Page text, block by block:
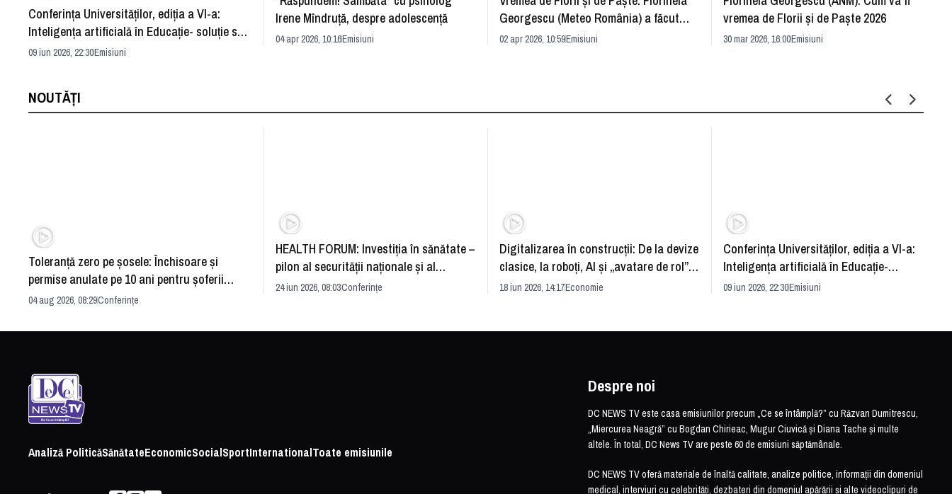
Conferința Universităților, ediția a VI-a:
Inteligența artificială în Educație- soluție sau
problemă?
09 iun 2026, 22:30Emisiuni
Irene Mîndruță, despre adolescență
04 apr 2026, 10:16Emisiuni
Georgescu (Meteo România) a făcut
prognoza
02 apr 2026, 10:59Emisiuni
vremea de Florii și de Paște 2026
30 mar 2026, 16:00Emisiuni
NOUTĂȚI
Toleranță zero pe șosele: Închisoare și
permise anulate pe 10 ani pentru șoferii
iresponsabili
04 aug 2026, 08:29Conferințe
HEALTH FORUM: Investiția în sănătate –
pilon al securității naționale și al
dezvoltării economice
24 iun 2026, 08:03Conferințe
Digitalizarea în construcții: De la devize
clasice, la roboți, AI și „avatare de rol”.
România și redefinirea industriei
18 iun 2026, 14:17Economie
Conferința Universităților, ediția a VI-a:
Inteligența artificială în Educație-
soluție sau problemă?
09 iun 2026, 22:30Emisiuni
Analiză PoliticăSănătateEconomicSocialSportInternationalToate emisiunile
Despre noi
DC NEWS TV este casa emisiunilor precum „Ce se întâmplă?” cu Răzvan Dumitrescu,
„Miercurea Neagră” cu Bogdan Chirieac, Mugur Ciuvică și Diana Tache și multe
altele. În total, DC News TV are peste 60 de emisiuni săptămânale.
DC NEWS TV oferă materiale de înaltă calitate, analize politice, informații din domeniul
medical, interviuri cu celebrități, dezbateri din domeniul apărării și alte videoclipuri de